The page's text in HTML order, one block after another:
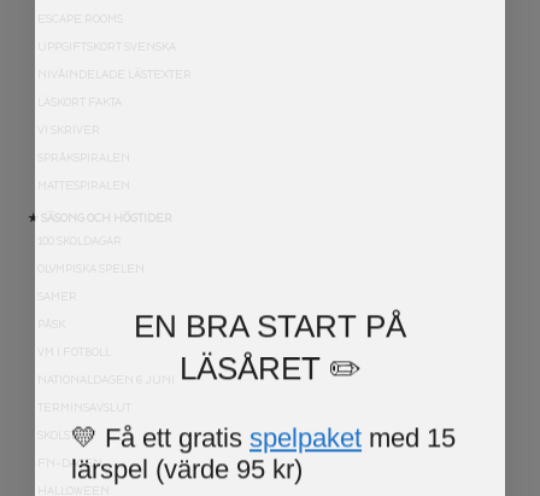
UPPGIFTSKORT SVENSKA
NIVÅINDELADE LÄSTEXTER
LÄSKORT FAKTA
MATTESPIRALEN
★ SÄSONG OCH HÖGTIDER
VM I FOTBOLL
NATIONALDAGEN 6 JUNI
TERMINSAVSLUT
SKOLSTART
FN-DAGEN
EN BRA START PÅ
LÄSÅRET ✏️
💛 Få ett gratis spelpaket med 15
lärspel (värde 95 kr)